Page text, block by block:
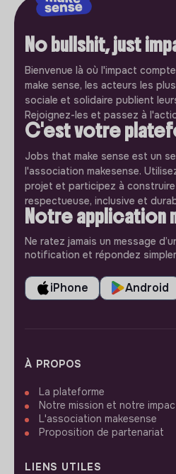
No bullshit, just
Bienvenue là où l'impact
make sense, les acteurs les
sociale et solidaire publient
Rejoignez-les et passez à
C'est votre
Jobs that make sense est un
l'association makesense.
projet et participez à
respectueuse, inclusive et
Notre application
Ne ratez jamais un message
notification et répondez
iPhone Android
À PROPOS
La plateforme
Notre mission et notre
L'association makesense
Proposition de partenariat
LIENS UTILES